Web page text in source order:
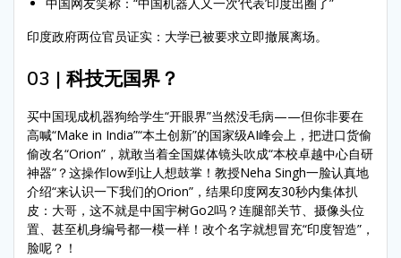
印度政府两位官员证实：大学已被要求立即撤展离场。
03 | 科技无国界？
买中国现成机器狗给学生“开眼界”当然没毛病——但你非要在
高喊“Make in India”“本土创新”的国家级AI峰会上，把进口货偷
偷改名“Orion”，就敢当着全国媒体镜头吹成“本校卓越中心自研
神器”？这操作low到让人想鼓掌！教授Neha Singh一脸认真地
介绍“来认识一下我们的Orion”，结果印度网友30秒内集体扒
皮：大哥，这不就是中国宇树Go2吗？连腿部关节、摄像头位
置、甚至机身编号都一模一样！改个名字就想冒充“印度智造”，
脸呢？！